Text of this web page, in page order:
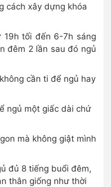
cách xây dựng khóa
19h tối đến 6-7h sáng
đêm 2 lần sau đó ngủ
cần ti để ngủ hay
ngủ một giấc dài chứ
mà không giật mình
đủ 8 tiếng buổi đêm,
thân giống như thời